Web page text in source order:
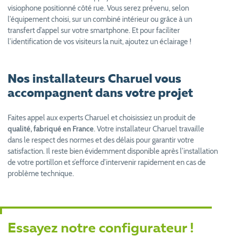
visiophone positionné côté rue. Vous serez prévenu, selon
l’équipement choisi, sur un combiné intérieur ou grâce à un
transfert d’appel sur votre smartphone. Et pour faciliter
l’identification de vos visiteurs la nuit, ajoutez un éclairage !
Nos installateurs Charuel vous
accompagnent dans votre projet
Faites appel aux experts Charuel et choisissiez un produit de
qualité, fabriqué en France. Votre installateur Charuel travaille
dans le respect des normes et des délais pour garantir votre
satisfaction. Il reste bien évidemment disponible après l’installation
de votre portillon et s’efforce d’intervenir rapidement en cas de
problème technique.
Essayez notre configurateur !